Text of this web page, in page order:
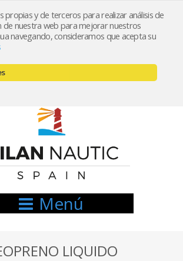
propias y de terceros para realizar análisis de
de nuestra web para mejorar nuestros
navegando, consideramos que acepta su
Mi cuenta
666521122 // 654999333
Menú
LIQUIDO